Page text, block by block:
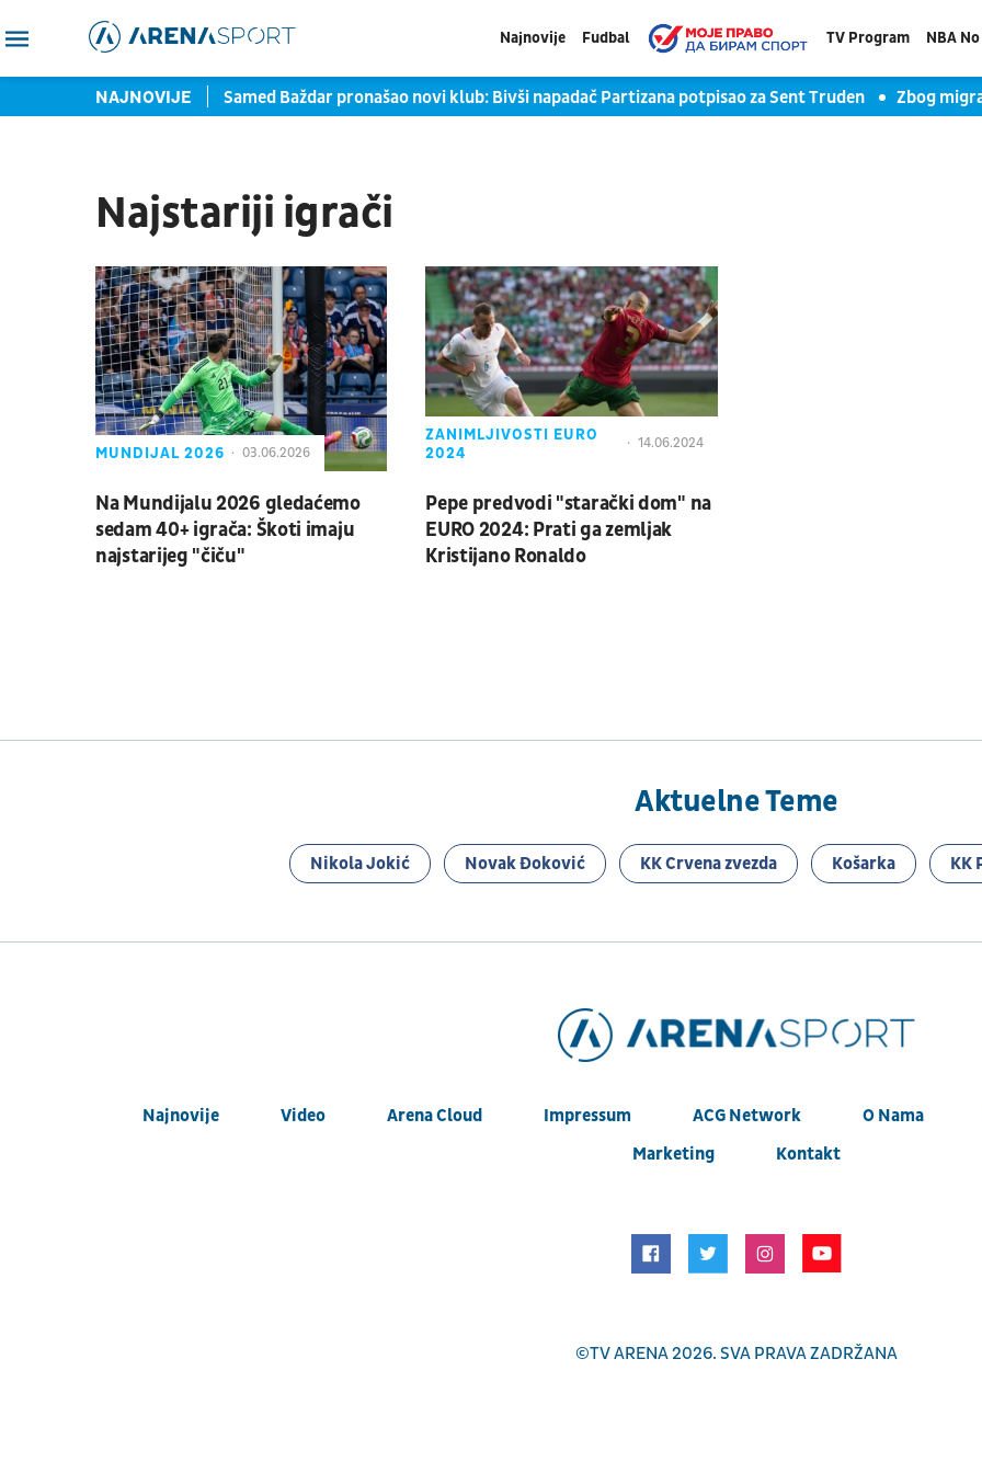
Najnovije Fudbal TV Program NBA
NAJNOVIJE
zaustavljene u Torontu Samed Baždar pronašao novi klub: Bivši napadač Partizana potpisao za Sent Truden Zbog
Najstariji igrači
MUNDIJAL 2026 03.06.2026
Na Mundijalu 2026 gledaćemo
sedam 40+ igrača: Škoti imaju
najstarijeg "čiču"
ZANIMLJIVOSTI EURO
2024
14.06.2024
Pepe predvodi "starački dom" na
EURO 2024: Prati ga zemljak
Kristijano Ronaldo
Aktuelne Teme
Nikola Jokić Novak Đoković KK Crvena zvezda Košarka KK
Najnovije Video Arena Cloud Impressum ACG Network O Nama
Marketing
Kontakt
©TV ARENA2026. SVA PRAVA ZADRŽANA